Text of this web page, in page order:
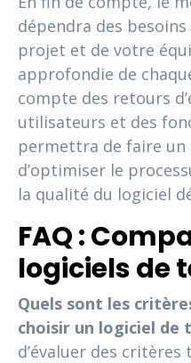
dépendra des
projet et de votre
approfondie de
compte des retours
utilisateurs et des
permettra de faire un
d’optimiser le
la qualité du logiciel
FAQ :
logiciels de
Quels sont les
choisir un logiciel de
d’évaluer des critères